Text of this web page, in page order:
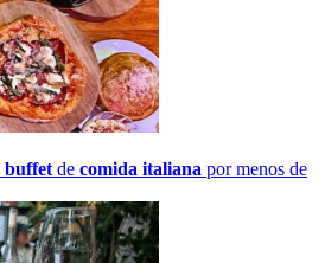
buffet de comida italiana por menos de